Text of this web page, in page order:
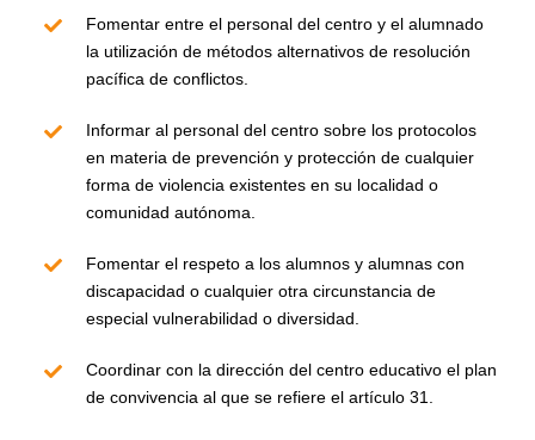
Fomentar entre el personal del centro y el alumnado
la utilización de métodos alternativos de resolución
pacífica de conflictos.
Informar al personal del centro sobre los protocolos
en materia de prevención y protección de cualquier
forma de violencia existentes en su localidad o
comunidad autónoma.
Fomentar el respeto a los alumnos y alumnas con
discapacidad o cualquier otra circunstancia de
especial vulnerabilidad o diversidad.
Coordinar con la dirección del centro educativo el plan
de convivencia al que se refiere el artículo 31.